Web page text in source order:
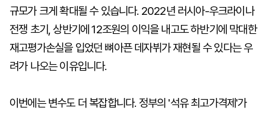
규모가 크게 확대될 수 있습니다. 2022년 러시아-우크라이나
전쟁 초기, 상반기에 12조원의 이익을 내고도 하반기에 막대한
재고평가손실을 입었던 뼈아픈 데자뷔가 재현될 수 있다는 우
려가 나오는 이유입니다.
이번에는 변수도 더 복잡합니다. 정부의 '석유 최고가격제'가